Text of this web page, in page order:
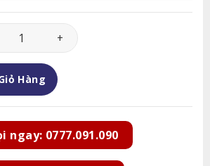
- GH124 số lượng
Hàng
ngay: 0777.091.090